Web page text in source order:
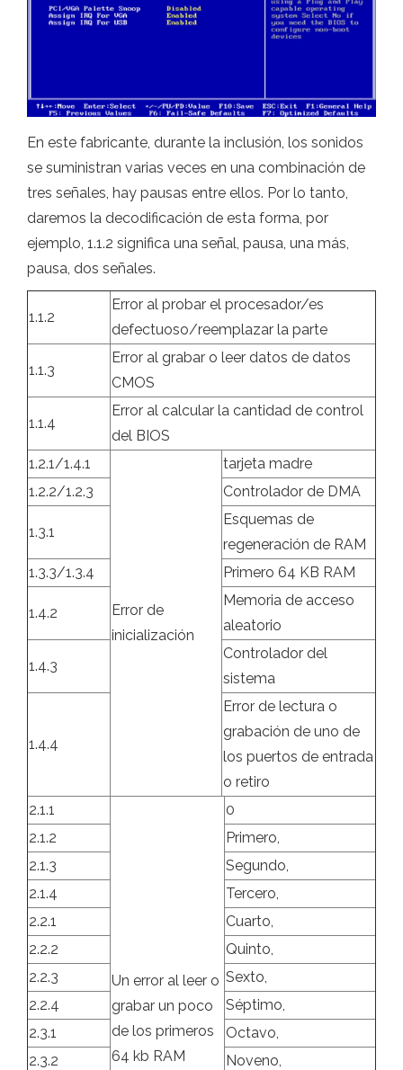
En este fabricante, durante la inclusión, los sonidos
se suministran varias veces en una combinación de
tres señales, hay pausas entre ellos. Por lo tanto,
daremos la decodificación de esta forma, por
ejemplo, 1.1.2 significa una señal, pausa, una más,
pausa, dos señales.
1.1.2
Error al probar el procesador/es
defectuoso/reemplazar la parte
1.1.3
Error al grabar o leer datos de datos
CMOS
1.1.4
Error al calcular la cantidad de control
del BIOS
1.2.1/1.4.1
Error de
inicialización
tarjeta madre
1.2.2/1.2.3
Controlador de DMA
1.3.1
Esquemas de
regeneración de RAM
1.3.3/1.3.4
Primero 64 KB RAM
1.4.2
Memoria de acceso
aleatorio
1.4.3
Controlador del
sistema
1.4.4
Error de lectura o
grabación de uno de
los puertos de entrada
o retiro
2.1.1
Un error al leer o
grabar un poco
de los primeros
64 kb RAM
0
2.1.2
Primero,
2.1.3
Segundo,
2.1.4
Tercero,
2.2.1
Cuarto,
2.2.2
Quinto,
2.2.3
Sexto,
2.2.4
Séptimo,
2.3.1
Octavo,
2.3.2
Noveno,